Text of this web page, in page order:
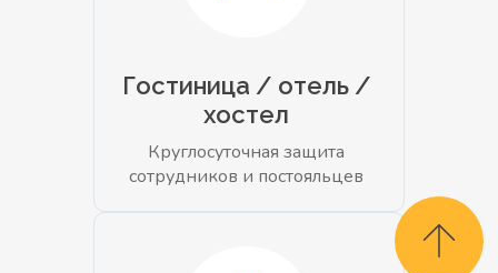
Гостиница / отель /
хостел
Круглосуточная защита
сотрудников и постояльцев